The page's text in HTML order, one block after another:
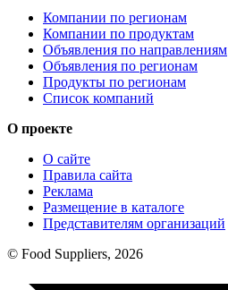
Компании по регионам
Компании по продуктам
Объявления по направлениям
Объявления по регионам
Продукты по регионам
Список компаний
О проекте
О сайте
Правила сайта
Реклама
Размещение в каталоге
Представителям организаций
© Food Suppliers, 2026